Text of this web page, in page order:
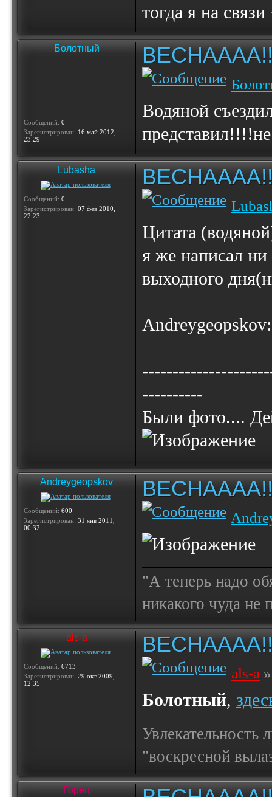
тогда я на
Болотный
Сообщений: 0
Зарегистрирован: 16 май 2012,
23:29
Водяной
Lubasha
Сообщений: 0
Зарегистрирован: 07 фев 2010,
22:23
Цитата
я же написал
выходного
----------
Были фото....
Andreygeopskov
Сообщений: 600
Зарегистрирован: 31 янв 2011,
00:32
"А теперь надо
никакого чуда
als-a
Сообщений: 6713
Зарегистрирован: 29 окт 2009,
12:35
als-a
Болотный,
Увлекательность
"воскресной
Горец